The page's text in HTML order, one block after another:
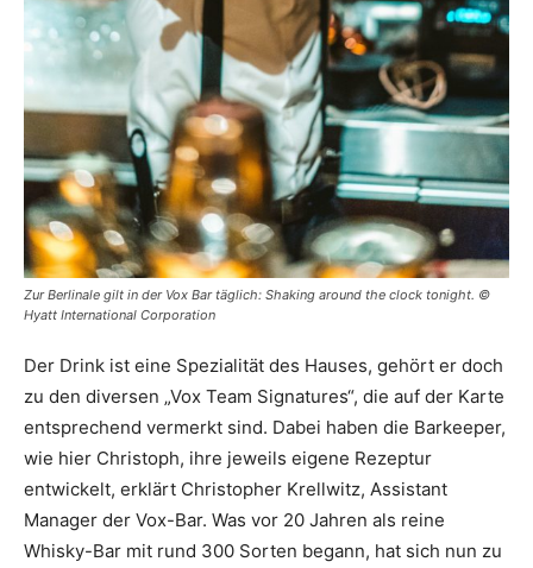
Zur Berlinale gilt in der Vox Bar täglich: Shaking around the clock tonight. ©
Hyatt International Corporation
Der Drink ist eine Spezialität des Hauses, gehört er doch
zu den diversen „Vox Team Signatures“, die auf der Karte
entsprechend vermerkt sind. Dabei haben die Barkeeper,
wie hier Christoph, ihre jeweils eigene Rezeptur
entwickelt, erklärt Christopher Krellwitz, Assistant
Manager der Vox-Bar. Was vor 20 Jahren als reine
Whisky-Bar mit rund 300 Sorten begann, hat sich nun zu